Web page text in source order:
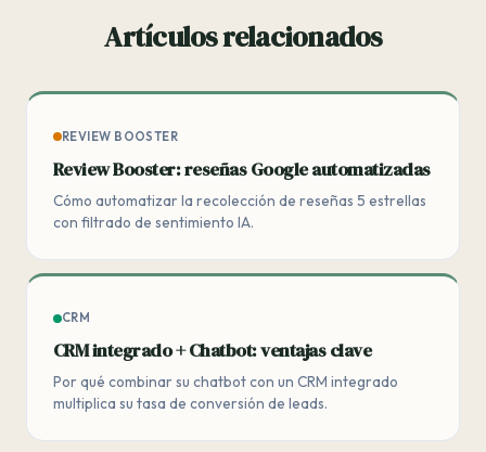
Artículos relacionados
REVIEW BOOSTER
Review Booster: reseñas Google automatizadas
Cómo automatizar la recolección de reseñas 5 estrellas
con filtrado de sentimiento IA.
CRM
CRM integrado + Chatbot: ventajas clave
Por qué combinar su chatbot con un CRM integrado
multiplica su tasa de conversión de leads.